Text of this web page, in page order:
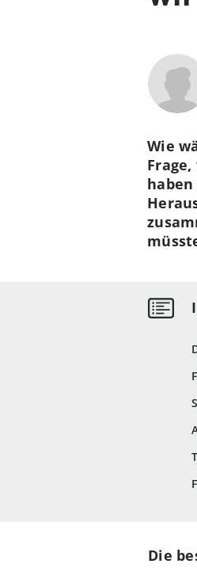
Wie
Die